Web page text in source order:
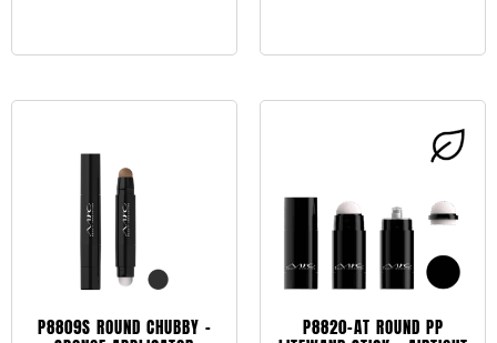
P8809S ROUND CHUBBY – P8820-AT ROUND PP